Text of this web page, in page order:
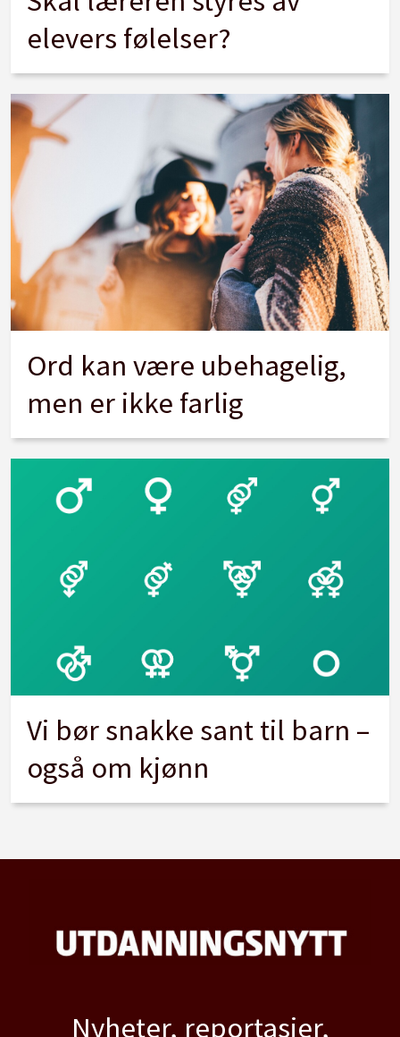
elevers følelser?
Ord kan være ubehagelig,
men er ikke farlig
Vi bør snakke sant til barn –
også om kjønn
Nyheter, reportasjer,